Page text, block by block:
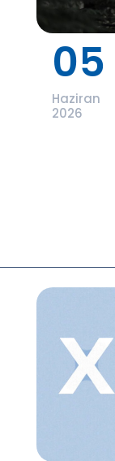
05
Haziran
2026